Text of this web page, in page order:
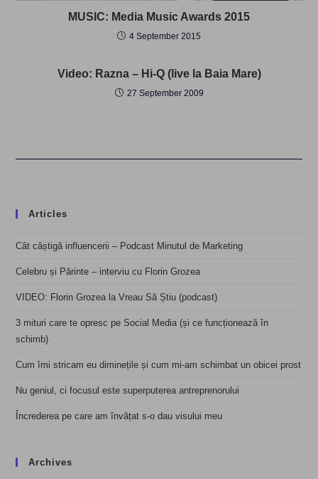
MUSIC: Media Music Awards 2015
4 September 2015
Video: Razna – Hi-Q (live la Baia Mare)
27 September 2009
Articles
Cât câștigă influencerii – Podcast Minutul de Marketing
Celebru și Părinte – interviu cu Florin Grozea
VIDEO: Florin Grozea la Vreau Să Știu (podcast)
3 mituri care te opresc pe Social Media (și ce funcționează în
schimb)
Cum îmi stricam eu diminețile și cum mi-am schimbat un obicei prost
Nu geniul, ci focusul este superputerea antreprenorului
Încrederea pe care am învățat s-o dau visului meu
Archives